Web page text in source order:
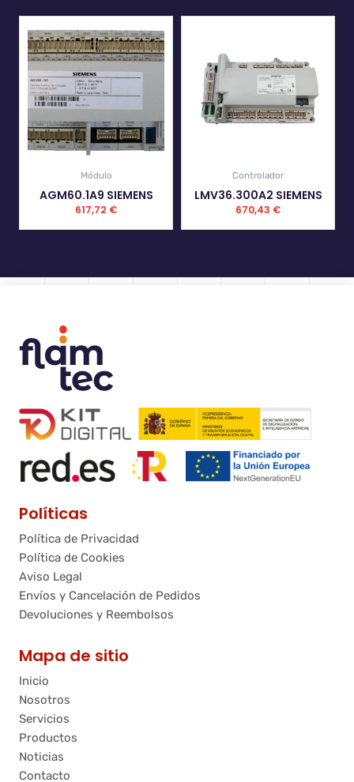
Módulo
AGM60.1A9 SIEMENS
617,72 €
Controlador
LMV36.300A2 SIEMENS
670,43 €
Políticas
Política de Privacidad
Política de Cookies
Aviso Legal
Envíos y Cancelación de Pedidos
Devoluciones y Reembolsos
Mapa de sitio
Inicio
Nosotros
Servicios
Productos
Noticias
Contacto